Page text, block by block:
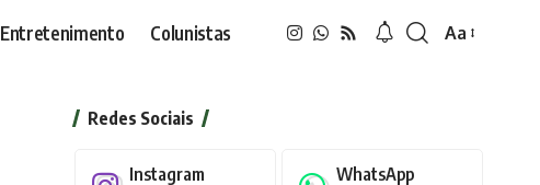
Entretenimento Colunistas
Font
Aa
Redes Sociais
Instagram WhatsApp